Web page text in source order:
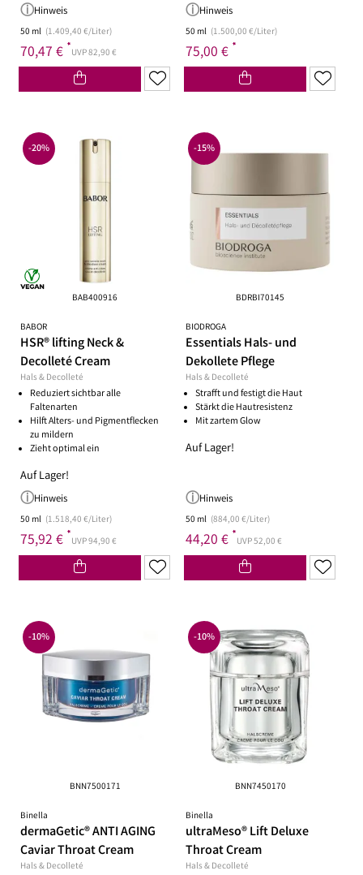
Hinweis
50 ml (1.409,40 €/Liter)
70,47 € *UVP 82,90 €
Hinweis
50 ml (1.500,00 €/Liter)
75,00 € *
BAB400916
BABOR
HSR® lifting Neck &
Decolleté Cream
Hals & Decolleté
Reduziert sichtbar alle
Faltenarten
Hilft Alters- und Pigmentflecken
zu mildern
Zieht optimal ein
Auf Lager!
Hinweis
50 ml (1.518,40 €/Liter)
75,92 € *UVP 94,90 €
-20%
BDRBI70145
BIODROGA
Essentials Hals- und
Dekollete Pflege
Hals & Decolleté
Strafft und festigt die Haut
Stärkt die Hautresistenz
Mit zartem Glow
Auf Lager!
Hinweis
50 ml (884,00 €/Liter)
44,20 € *UVP 52,00 €
-15%
BNN7500171
Binella
dermaGetic® ANTI AGING
Caviar Throat Cream
Hals & Decolleté
-10%
BNN7450170
Binella
ultraMeso® Lift Deluxe
Throat Cream
Hals & Decolleté
-10%